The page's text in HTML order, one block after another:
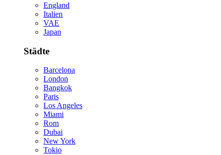
England
Italien
VAE
Japan
Städte
Barcelona
London
Bangkok
Paris
Los Angeles
Miami
Rom
Dubai
New York
Tokio